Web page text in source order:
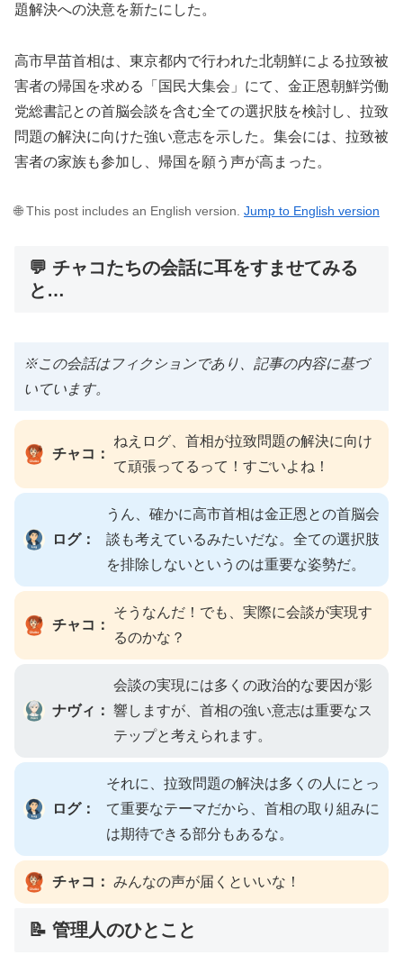
題解決への決意を新たにした。
高市早苗首相は、東京都内で行われた北朝鮮による拉致被
害者の帰国を求める「国民大集会」にて、金正恩朝鮮労働
党総書記との首脳会談を含む全ての選択肢を検討し、拉致
問題の解決に向けた強い意志を示した。集会には、拉致被
害者の家族も参加し、帰国を願う声が高まった。
🌐 This post includes an English version. Jump to English version
💬 チャコたちの会話に耳をすませてみる
と…
※この会話はフィクションであり、記事の内容に基づ
いています。
チャコ：
ねえログ、首相が拉致問題の解決に向け
て頑張ってるって！すごいよね！
ログ：
うん、確かに高市首相は金正恩との首脳会
談も考えているみたいだな。全ての選択肢
を排除しないというのは重要な姿勢だ。
チャコ：
そうなんだ！でも、実際に会談が実現す
るのかな？
ナヴィ：
会談の実現には多くの政治的な要因が影
響しますが、首相の強い意志は重要なス
テップと考えられます。
ログ：
それに、拉致問題の解決は多くの人にとっ
て重要なテーマだから、首相の取り組みに
は期待できる部分もあるな。
チャコ： みんなの声が届くといいな！
📝 管理人のひとこと